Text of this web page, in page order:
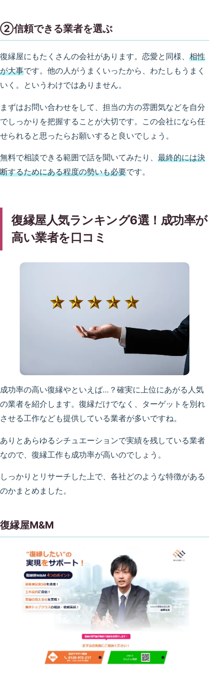
②信頼できる業者を選ぶ
復縁屋にもたくさんの会社があります。恋愛と同様、 相性
が大事です。他の人がうまくいったから、わたしもうまく
いく。というわけではありません。
まずはお問い合わせをして、担当の方の雰囲気などを自分
でしっかりを把握することが大切です。この会社になら任
せられると思ったらお願いすると良いでしょう。
無料で相談できる範囲で話を聞いてみたり、 最終的には決
断するためにある程度の勢いも必要です。
復縁屋人気ランキング6選！成功率が
高い業者を口コミ
成功率の高い復縁やといえば…？確実に上位にあがる人気
の業者を紹介します。復縁だけでなく、ターゲットを別れ
させる工作なども提供している業者が多いですね。
ありとあらゆるシチュエーションで実績を残している業者
なので、復縁工作も成功率が高いのでしょう。
しっかりとリサーチした上で、各社どのような特徴がある
のかまとめました。
復縁屋M&M